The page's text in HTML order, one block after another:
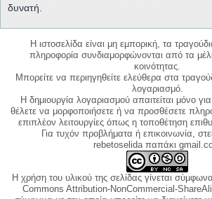
δυνατή.
Η ιστοσελίδα είναι μη εμπορική, τα
πληροφορία συνδιαμορφώνονται από τα
κοινότητας.
Μπορείτε να περιηγηθείτε ελεύθερα στα
λογαριασμό.
Η δημιουργία λογαριασμού απαιτείται μόνο
θέλετε να μορφοποιήσετε ή να προσθέσετε
επιπλέον λειτουργίες όπως η τοποθέτηση
Για τυχόν προβλήματα ή επικοινωνία,
rebetoselida παπάκι
Η χρήση του υλικού της σελίδας γίνεται
Commons Attribution-NonCommercial-